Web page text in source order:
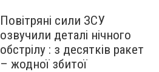
Повітряні сили ЗСУ
озвучили деталі нічного
обстрілу : з десятків ракет
– жодної збитої